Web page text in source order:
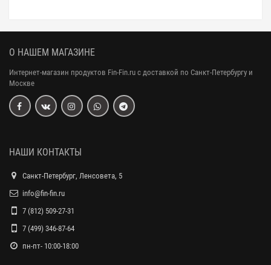
О НАШЕМ МАГАЗИНЕ
Интернет-магазин продуктов Fin-Fin.ru с доставкой по Санкт-Петербургу и
Москве
НАШИ КОНТАКТЫ
Санкт-Петербург, Ленсовета, 5
info@fin-fin.ru
7 (812) 509-27-31
7 (499) 346-87-64
пн-пт- 10:00-18:00